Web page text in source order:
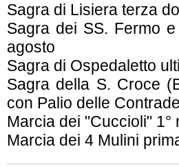
Sagra di Lisiera terza
Sagra dei SS. Fermo
agosto
Sagra di Ospedaletto
Sagra della S. Croce
con Palio delle Contrade
Marcia dei "Cuccioli" 1°
Marcia dei 4 Mulini